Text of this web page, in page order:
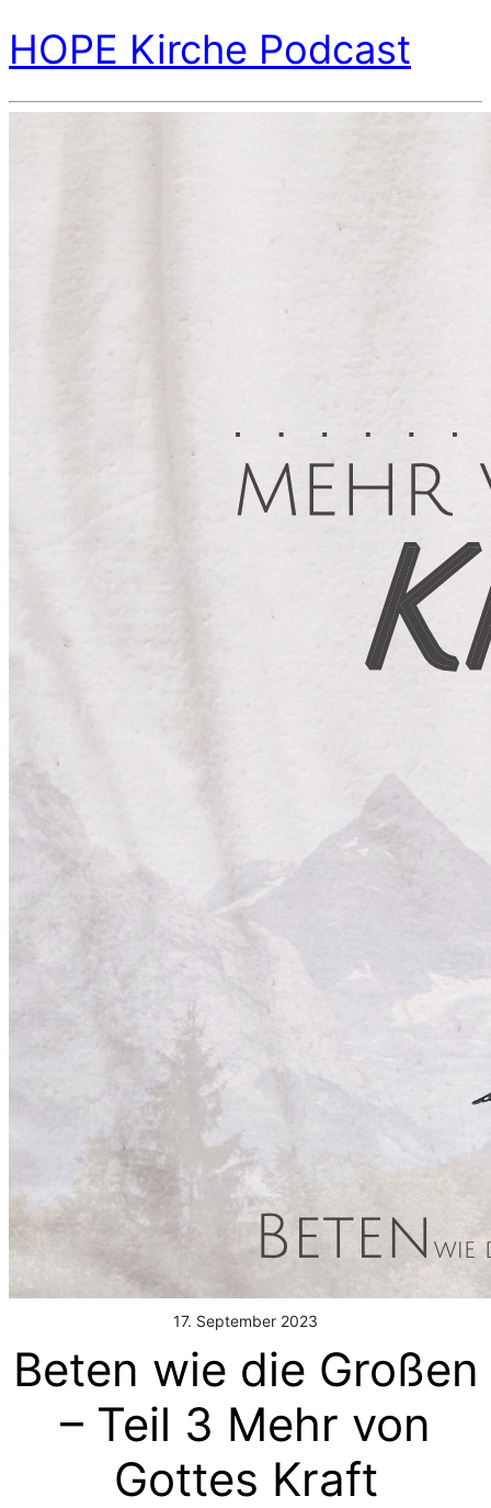
HOPE Kirche Podcast
17. September 2023
Beten wie die Großen
– Teil 3 Mehr von
Gottes Kraft